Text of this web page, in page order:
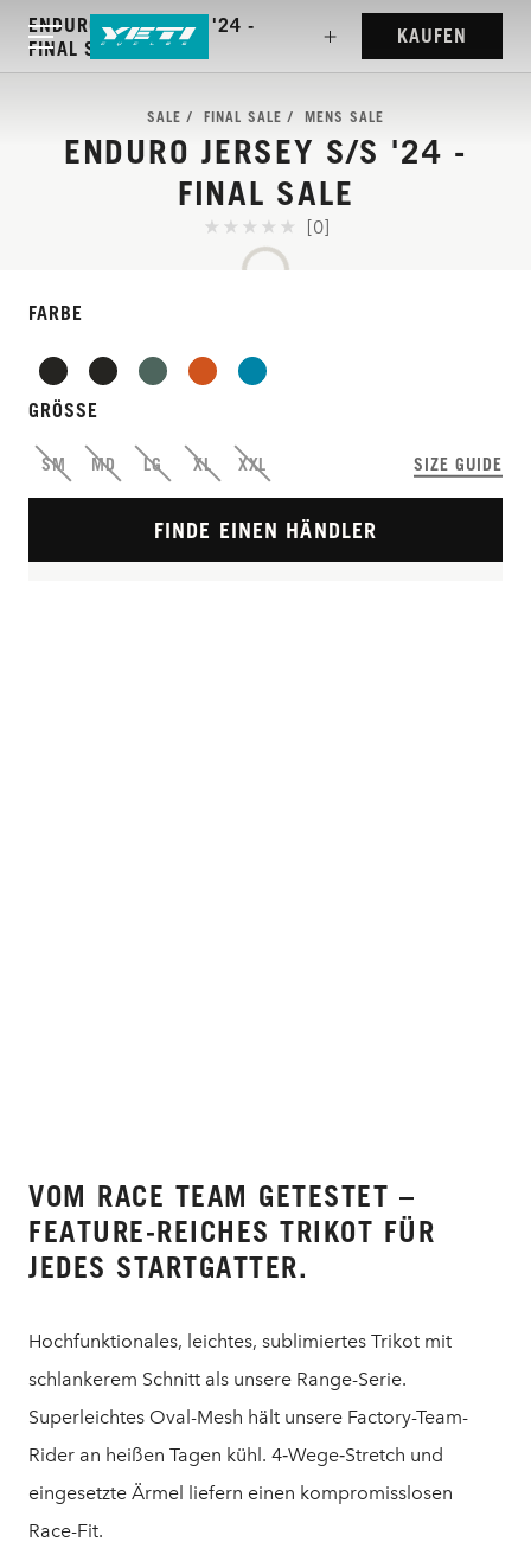
FEATURE-RICH JERSEY
FOR ANY START GATE
ENDURO JERSEY S/S '24 -
FINAL SALE
KAUFEN
SALE FINAL SALE MENS SALE
ENDURO JERSEY S/S '24 -
FINAL SALE
[0]
FARBE
GRÖSSE
SM MD LG XL XXL SIZE GUIDE
FINDE EINEN HÄNDLER
VOM RACE TEAM GETESTET –
FEATURE-REICHES TRIKOT FÜR
JEDES STARTGATTER.
Hochfunktionales, leichtes, sublimiertes Trikot mit
schlankerem Schnitt als unsere Range-Serie.
Superleichtes Oval-Mesh hält unsere Factory-Team-
Rider an heißen Tagen kühl. 4‑Wege‑Stretch und
eingesetzte Ärmel liefern einen kompromisslosen
Race-Fit.